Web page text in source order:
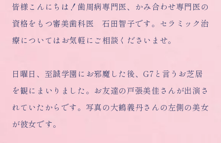
皆様こんにちは！歯周病専門医、かみ合わせ専門医の
資格をもつ審美歯科医 石田智子です。セラミック治
療についてはお気軽にご相談くださいませ。
日曜日、至誠学園にお邪魔した後、G7と言うお芝居
を観にまいりました。お友達の戸張美佳さんが出演さ
れていたからです。写真の大鶴義丹さんの左側の美女
が彼女です。